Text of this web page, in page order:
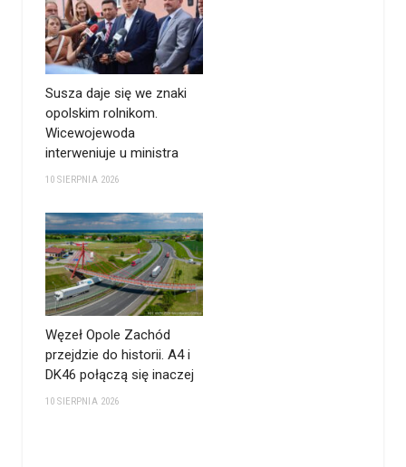
Susza daje się we znaki
opolskim rolnikom.
Wicewojewoda
interweniuje u ministra
10 SIERPNIA 2026
Węzeł Opole Zachód
przejdzie do historii. A4 i
DK46 połączą się inaczej
10 SIERPNIA 2026